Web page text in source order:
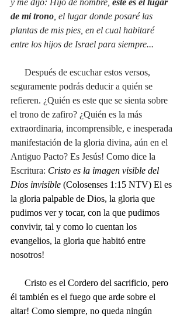
y me dijo: Hijo de hombre, este es el lugar
de mi trono , el lugar donde posaré las
plantas de mis pies, en el cual habitaré
entre los hijos de Israel para siempre...
seguramente podrás deducir a quién se
refieren. ¿Quién es este que se sienta sobre
el trono de zafiro? ¿Quién es la más
extraordinaria, incomprensible, e inesperada
manifestación de la gloria divina, aún en el
Antiguo Pacto? Es Jesús! Como dice la
Escritura: Cristo es la imagen visible del
Dios invisible (Colosenses 1:15 NTV) El es
la gloria palpable de Dios, la gloria que
pudimos ver y tocar, con la que pudimos
convivir, tal y como lo cuentan los
evangelios, la gloria que habitó entre
nosotros!
él también es el fuego que arde sobre el
altar! Como siempre, no queda ningún